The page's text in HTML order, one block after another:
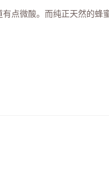
微酸。而纯正天然的蜂